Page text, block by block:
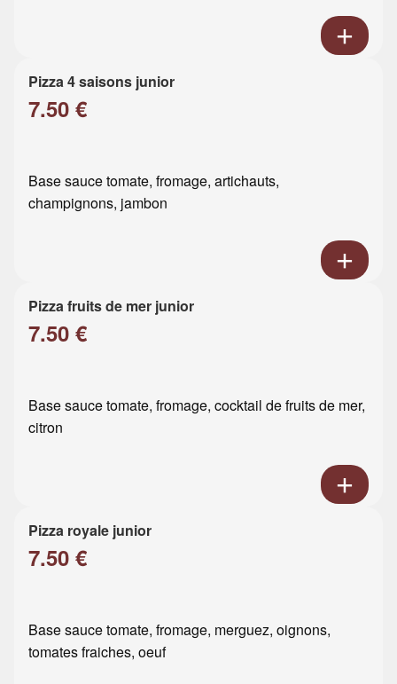
Pizza 4 saisons junior
7.50 €
Base sauce tomate, fromage, artichauts,
champignons, jambon
Pizza fruits de mer junior
7.50 €
Base sauce tomate, fromage, cocktail de fruits de mer,
citron
Pizza royale junior
7.50 €
Base sauce tomate, fromage, merguez, oignons,
tomates fraiches, oeuf